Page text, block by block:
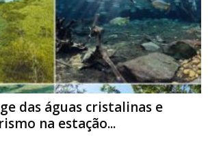
das águas cristalinas e
na estação...